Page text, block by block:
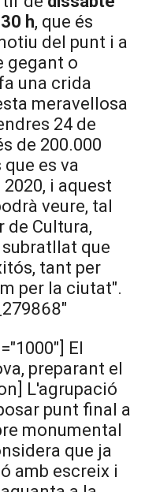
h, que és
del punt i a
gegant o
una crida
meravellosa
24 de
de 200.000
es va
i aquest
veure, tal
de Cultura,
subratllat que
tant per
per la ciutat".
El
preparant el
L'agrupació
punt final a
monumental
que ja
amb escreix i